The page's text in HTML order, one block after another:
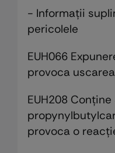
- Informații
pericolele
EUH066
provoca
EUH208
provoca o